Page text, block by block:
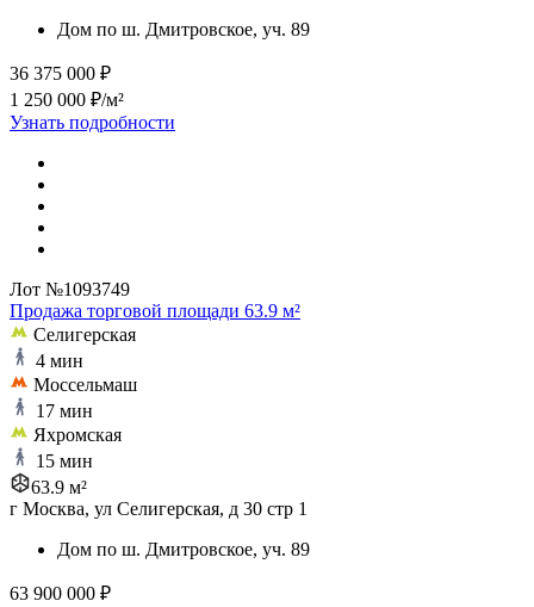
Дом по ш. Дмитровское, уч. 89
36 375 000 ₽
1 250 000 ₽/м²
Узнать подробности
Лот №1093749
Продажа торговой площади 63.9 м²
Селигерская
4 мин
Моссельмаш
17 мин
Яхромская
15 мин
63.9 м²
г Москва, ул Селигерская, д 30 стр 1
Дом по ш. Дмитровское, уч. 89
63 900 000 ₽